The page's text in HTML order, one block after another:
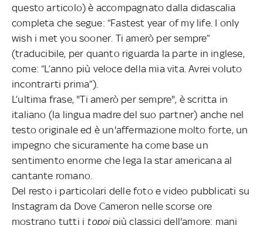
questo articolo) è accompagnato dalla didascalia
completa che segue: “Fastest year of my life. I only
wish i met you sooner. Ti amerò per sempre”
(traducibile, per quanto riguarda la parte in inglese,
come: “L’anno più veloce della mia vita. Avrei voluto
incontrarti prima”).
L’ultima frase, "Ti amerò per sempre", è scritta in
italiano (la lingua madre del suo partner) anche nel
testo originale ed è un'affermazione molto forte, un
impegno che sicuramente ha come base un
sentimento enorme che lega la star americana al
cantante romano.
Del resto i particolari delle foto e video pubblicati su
Instagram da Dove Cameron nelle scorse ore
mostrano tutti i topoipiù classici dell'amore: mani